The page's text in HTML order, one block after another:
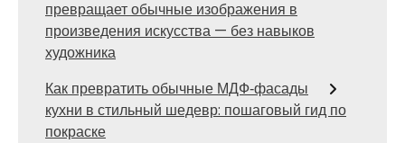
превращает обычные изображения в
произведения искусства — без навыков
художника
Как превратить обычные МДФ‑фасады
кухни в стильный шедевр: пошаговый гид по
покраске